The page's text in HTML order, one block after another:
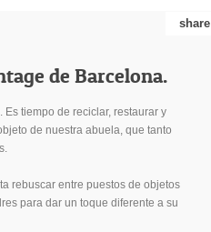
share
de Barcelona.
tiempo de reciclar, restaurar y
de nuestra abuela, que tanto
rebuscar entre puestos de objetos
para dar un toque diferente a su